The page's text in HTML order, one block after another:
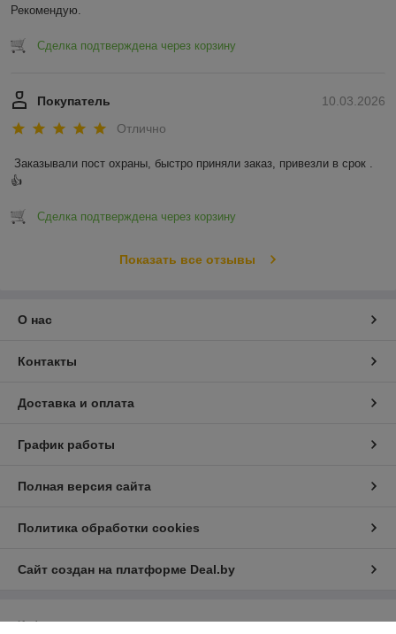
Рекомендую.
Сделка подтверждена через корзину
10.03.2026
Покупатель
Отлично
Заказывали пост охраны, быстро приняли заказ, привезли в срок .
👍
Сделка подтверждена через корзину
Показать все отзывы
О нас
Контакты
Доставка и оплата
График работы
Полная версия сайта
Политика обработки cookies
Сайт создан на платформе Deal.by
Информация для покупателя